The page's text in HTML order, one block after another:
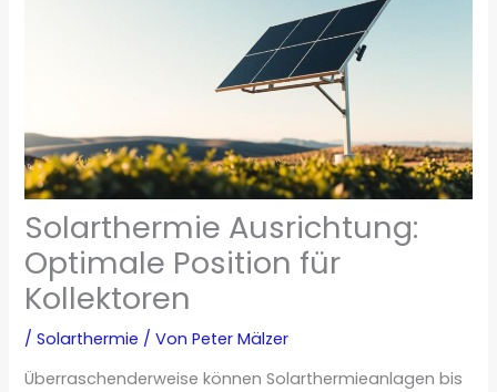
Solarthermie Ausrichtung:
Optimale Position für
Kollektoren
/Solarthermie / VonPeter Mälzer
Überraschenderweise können Solarthermieanlagen bis